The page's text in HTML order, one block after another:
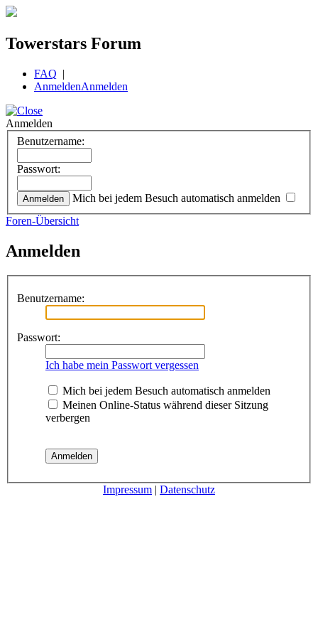
Towerstars Forum
FAQ |
AnmeldenAnmelden
Anmelden
Benutzername:
Passwort:
Mich bei jedem Besuch automatisch anmelden
Foren-Übersicht
Anmelden
Benutzername:
Passwort:
Ich habe mein Passwort vergessen
Mich bei jedem Besuch automatisch anmelden
Meinen Online-Status während dieser Sitzung
verbergen
Impressum | Datenschutz